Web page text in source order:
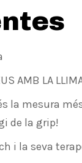
AMB LA
la mesura
de la grip!
i la seva